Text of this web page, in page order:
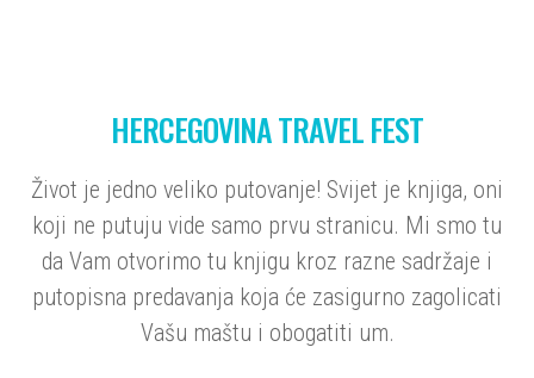
HERCEGOVINA TRAVEL FEST
Život je jedno veliko putovanje! Svijet je knjiga, oni
koji ne putuju vide samo prvu stranicu. Mi smo tu
da Vam otvorimo tu knjigu kroz razne sadržaje i
putopisna predavanja koja će zasigurno zagolicati
Vašu maštu i obogatiti um.